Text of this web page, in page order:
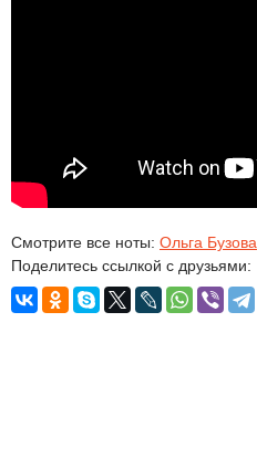
Смотрите все ноты: Ольга Бузова
Поделитесь ссылкой с друзьями: